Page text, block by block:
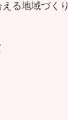
る地域づくり